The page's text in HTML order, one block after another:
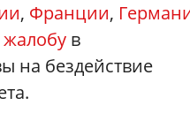
, Франции,
жалобу в
на бездействие